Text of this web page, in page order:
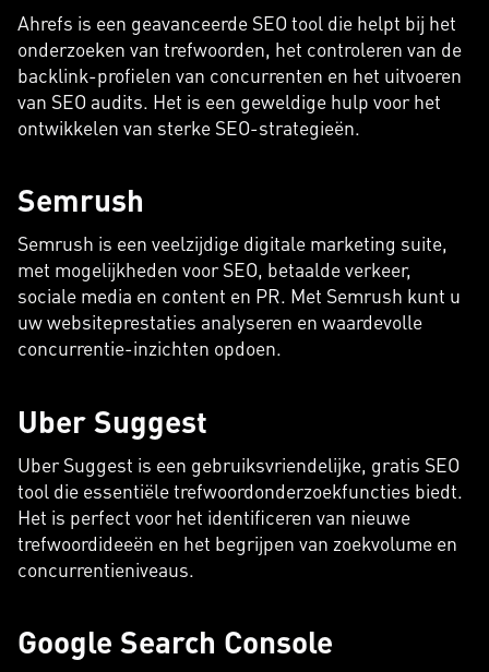
Ahrefs is een geavanceerde SEO tool die helpt bij het
onderzoeken van trefwoorden, het controleren van de
backlink-profielen van concurrenten en het uitvoeren
van SEO audits. Het is een geweldige hulp voor het
ontwikkelen van sterke SEO-strategieën.
Semrush
Semrush is een veelzijdige digitale marketing suite,
met mogelijkheden voor SEO, betaalde verkeer,
sociale media en content en PR. Met Semrush kunt u
uw websiteprestaties analyseren en waardevolle
concurrentie-inzichten opdoen.
Uber Suggest
Uber Suggest is een gebruiksvriendelijke, gratis SEO
tool die essentiële trefwoordonderzoekfuncties biedt.
Het is perfect voor het identificeren van nieuwe
trefwoordideeën en het begrijpen van zoekvolume en
concurrentieniveaus.
Google Search Console